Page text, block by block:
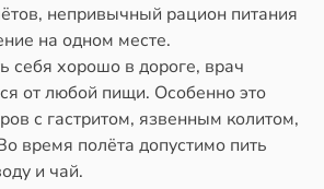
непривычный рацион питания
на одном месте.
себя хорошо в дороге, врач
от любой пищи. Особенно это
с гастритом, язвенным колитом,
время полёта допустимо пить
и чай.